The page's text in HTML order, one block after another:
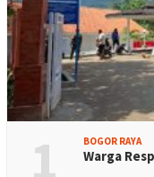
1 BOGOR RAYA
Warga